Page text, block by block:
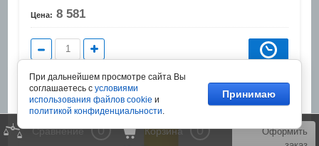
Цена: 8 581
Оформить
Корзина 0
Сравнение 0
При дальнейшем просмотре сайта Вы
соглашаетесь с условиями
использования файлов cookie и
политикой конфиденциальности.
Принимаю